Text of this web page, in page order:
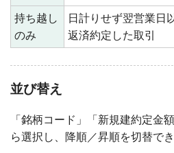
持ち越し
のみ
日計りせず翌営業日
返済約定した取引
並び替え
「銘柄コード」「新規建約定金
ら選択し、降順／昇順を切替でき